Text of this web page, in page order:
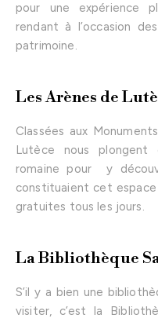
pour une expérience
rendant à l’occasion
patrimoine.
Les Arènes de
Classées aux
Lutèce nous plongent
romaine pour y
constituaient cet
gratuites tous les jours.
La Bibliothèque
S’il y a bien une
visiter, c’est la